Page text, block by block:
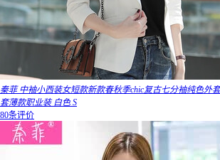
秦菲 中袖小西装女短款新款春秋季chic复古七分袖纯色外
套薄款职业装 白色 S
80条评价